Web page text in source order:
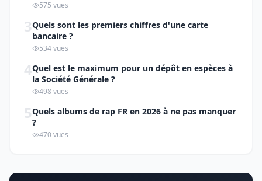
575 vues
3Quels sont les premiers chiffres d'une carte
bancaire ?
534 vues
4Quel est le maximum pour un dépôt en espèces à
la Société Générale ?
498 vues
5Quels albums de rap FR en 2026 à ne pas manquer
?
470 vues